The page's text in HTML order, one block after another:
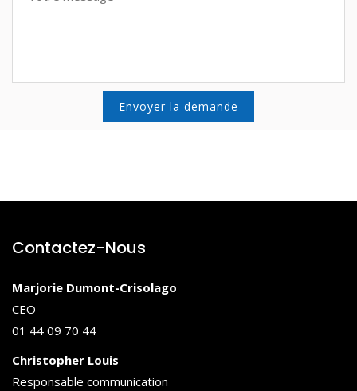
Contactez-Nous
Marjorie Dumont-Crisolago
CEO
01 44 09 70 44
Christopher Louis
Responsable communication